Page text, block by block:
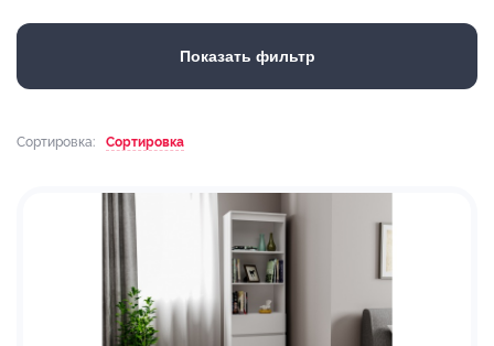
Показать фильтр
Сортировка: Сортировка